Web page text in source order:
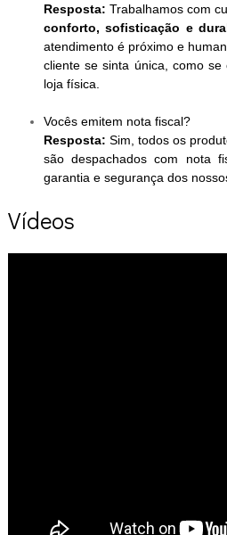
Resposta: Trabalhamos com
conforto, sofisticação e
atendimento é próximo e
cliente se sinta única, como
loja física.
Vocês emitem nota fiscal?
Resposta:Sim, todos os
são despachados com nota
garantia e segurança dos
Vídeos